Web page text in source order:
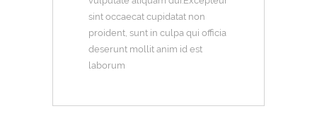
sint occaecat cupidatat non
proident, sunt in culpa qui officia
deserunt mollit anim id est
laborum